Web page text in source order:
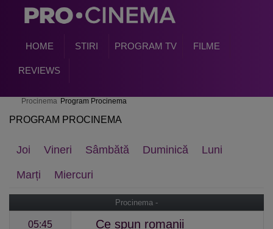
HOME STIRI PROGRAM TV FILME
REVIEWS
Procinema Program Procinema
PROGRAM PROCINEMA
Joi Vineri Sâmbătă Duminică Luni
Marți Miercuri
Procinema -
05:45 Ce spun romanii